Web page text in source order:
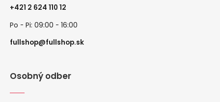
+421 2 624 110 12
Po - Pi: 09:00 - 16:00
fullshop@fullshop.sk
Osobný odber